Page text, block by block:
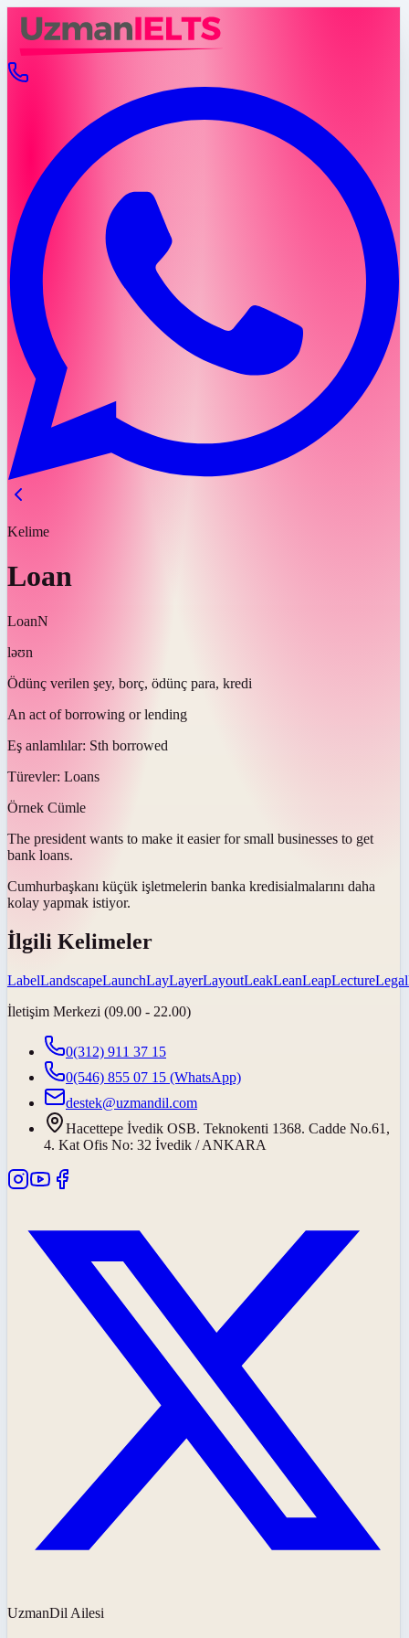
Kelime
Loan
LoanN
ləʊn
Ödünç verilen şey, borç, ödünç para, kredi
An act of borrowing or lending
Eş anlamlılar: Sth borrowed
Türevler: Loans
Örnek Cümle
The president wants to make it easier for small businesses to get
bank loans.
Cumhurbaşkanı küçük işletmelerin banka kredisialmalarını daha
kolay yapmak istiyor.
İlgili Kelimeler
LabelLandscapeLaunchLayLayerLayoutLeakLeanLeapLectureLegal
İletişim Merkezi (09.00 - 22.00)
0(312) 911 37 15
0(546) 855 07 15 (WhatsApp)
destek@uzmandil.com
Hacettepe İvedik OSB. Teknokenti 1368. Cadde No.61,
4. Kat Ofis No: 32 İvedik / ANKARA
UzmanDil Ailesi